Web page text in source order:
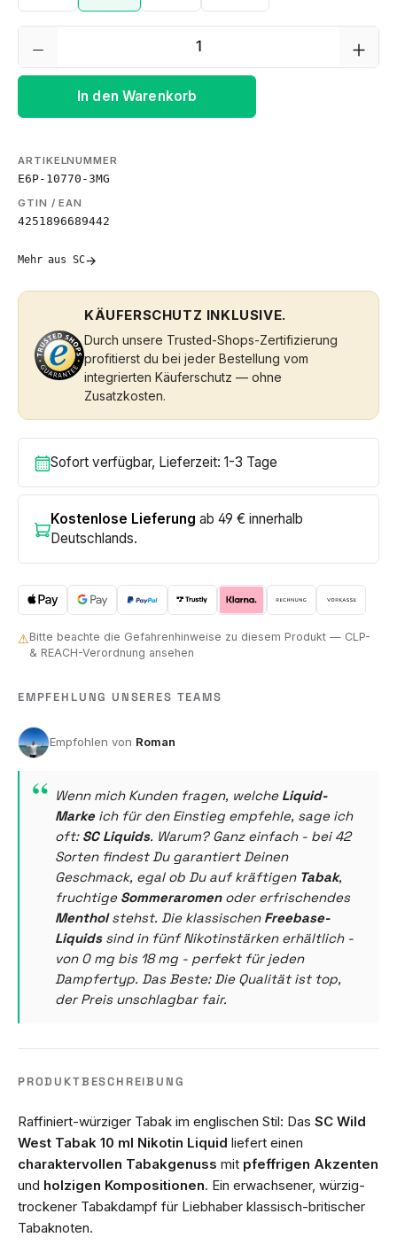
Produkt Anzahl: Gib den
In den Warenkorb
ARTIKELNUMMER
E6P-10770-3MG
GTIN / EAN
4251896689442
Mehr aus SC→
KÄUFERSCHUTZ INKLUSIVE.
Durch unsere Trusted-Shops-Zertifizierung
profitierst du bei jeder Bestellung vom
integrierten Käuferschutz — ohne
Zusatzkosten.
Sofort verfügbar, Lieferzeit: 1-3 Tage
Kostenlose Lieferung ab 49 € innerhalb
Deutschlands.
⚠Bitte beachte die Gefahrenhinweise zu diesem Produkt — CLP-
& REACH-Verordnung ansehen
EMPFEHLUNG UNSERES TEAMS
Roman
Wenn mich Kunden fragen, welche Liquid-
Marke ich für den Einstieg empfehle, sage ich
oft: SC Liquids. Warum? Ganz einfach - bei 42
Sorten findest Du garantiert Deinen
Geschmack, egal ob Du auf kräftigen Tabak,
fruchtige Sommeraromenoder erfrischendes
Mentholstehst. Die klassischen Freebase-
Liquidssind in fünf Nikotinstärken erhältlich -
von 0 mg bis 18 mg - perfekt für jeden
Dampfertyp. Das Beste: Die Qualität ist top,
der Preis unschlagbar fair.
PRODUKTBESCHREIBUNG
Raffiniert-würziger Tabak im englischen Stil: Das SC Wild
West Tabak 10 ml Nikotin Liquid liefert einen
charaktervollen Tabakgenuss mit pfeffrigen Akzenten
und holzigen Kompositionen. Ein erwachsener, würzig-
trockener Tabakdampf für Liebhaber klassisch-britischer
Tabaknoten.